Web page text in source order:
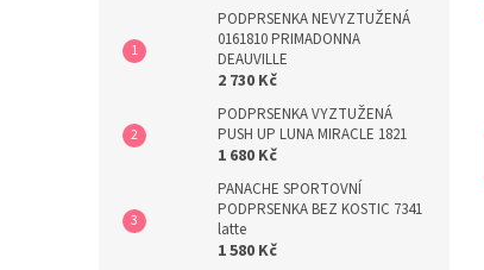
PODPRSENKA NEVYZTUŽENÁ
0161810 PRIMADONNA
DEAUVILLE
2 730 Kč
PODPRSENKA VYZTUŽENÁ
PUSH UP LUNA MIRACLE 1821
1 680 Kč
PANACHE SPORTOVNÍ
PODPRSENKA BEZ KOSTIC 7341
latte
1 580 Kč